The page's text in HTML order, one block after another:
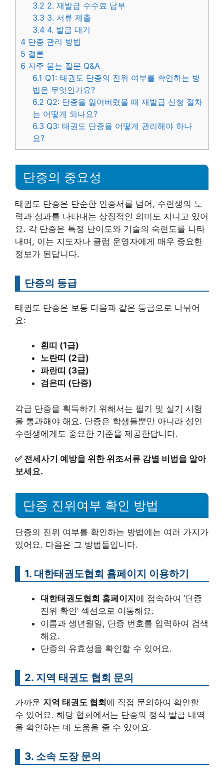
3.2 2. 재발급 수수료 납부
3.3 3. 서류 제출
3.4 4. 발급 대기
4 단증 관리 방법
5 결론
6 자주 묻는 질문 Q&A
6.1 Q1: 태권도 단증의 진위 여부를 확인하는 방
법은 무엇인가요?
6.2 Q2: 단증을 잃어버렸을 때 재발급 신청 절차
는 어떻게 되나요?
6.3 Q3: 태권도 단증을 어떻게 관리해야 하나
요?
단증의 중요성
태권도 단증은 단순한 인증서를 넘어, 수련생의 노
력과 성과를 나타내는 상징적인 의미도 지니고 있어
요. 각 단증은 특정 난이도와 기술의 숙련도를 나타
내며, 이는 지도자나 클럽 운영자에게 매우 중요한
정보가 된답니다.
단증의 등급
태권도 단증은 보통 다음과 같은 등급으로 나뉘어
요:
흰띠 (1급)
노란띠 (2급)
파란띠 (3급)
검은띠 (단증)
각급 단증을 획득하기 위해서는 필기 및 실기 시험
을 통과해야 해요. 단증은 학생들뿐만 아니라 성인
수련생에게도 중요한 기준을 제공한답니다.
✅ 전세사기 예방을 위한 위조서류 감별 비법을 알아
보세요.
단증 진위여부 확인 방법
단증의 진위 여부를 확인하는 방법에는 여러 가지가
있어요. 다음은 그 방법들입니다.
1. 대한태권도협회 홈페이지 이용하기
대한태권도협회 홈페이지 에 접속하여 ‘단증
진위 확인’ 섹션으로 이동해요.
이름과 생년월일, 단증 번호를 입력하여 검색
해요.
단증의 유효성을 확인할 수 있어요.
2. 지역 태권도 협회 문의
가까운 지역 태권도 협회 에 직접 문의하여 확인할
수 있어요. 해당 협회에서는 단증의 정식 발급 내역
을 확인하는 데 도움을 줄 수 있어요.
3. 소속 도장 문의